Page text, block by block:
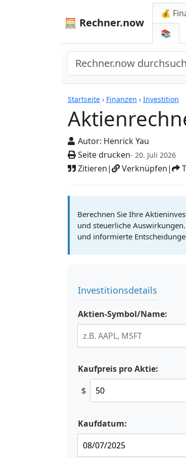
🧮 Rechner.now
💰
📚
Startseite › Finanzen › Investition
Autor: Henrick Yau
Seite drucken- 20. Juli 2026
Zitieren| Verknüpfen|
Rechner
Berechnen Sie Ihre
und steuerliche
und informierte
Investitionsdetails
Aktien-Symbol/Name:
Kaufpreis pro Aktie:
$
Kaufdatum: